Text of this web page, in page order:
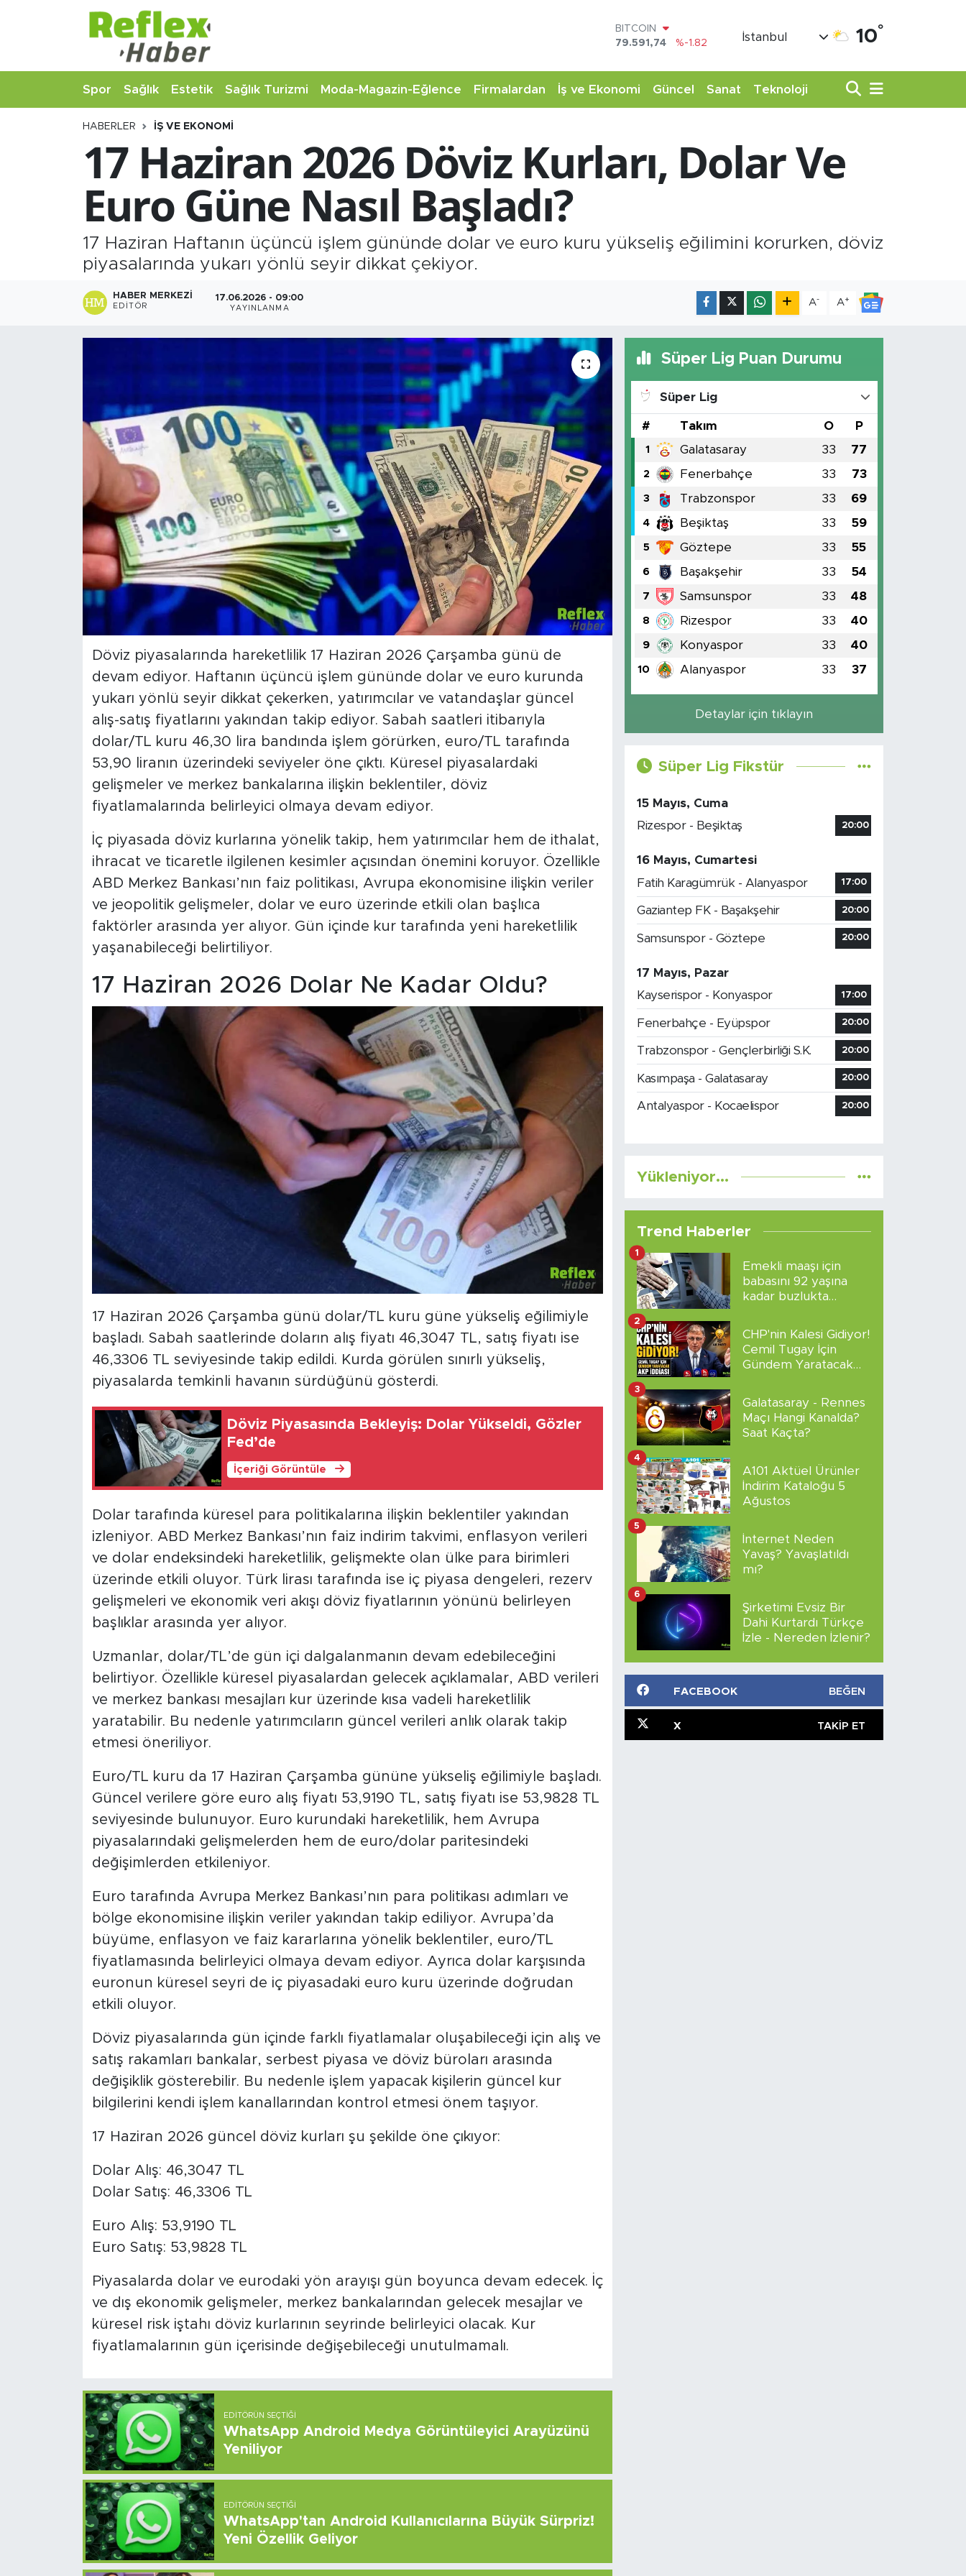
DOLAR
45,43620
%0.02
53,38690
%0.19
STERLİN
14.598,00
BITCOIN
79.591,74
İstanbul 10°
Spor Sağlık Estetik Sağlık Turizmi Moda-Magazin-Eğlence Firmalardan İş ve Ekonomi Güncel Sanat Teknoloji
HABERLER İŞ VE EKONOMI
17 Haziran 2026 Döviz Kurları, Dolar Ve
Euro Güne Nasıl Başladı?
17 Haziran Haftanın üçüncü işlem gününde dolar ve euro kuru yükseliş eğilimini korurken, döviz
piyasalarında yukarı yönlü seyir dikkat çekiyor.
HABER MERKEZI
EDITÖR
17.06.2026 - 09:00
YAYINLANMA
A- A+
Döviz piyasalarında hareketlilik 17 Haziran 2026 Çarşamba günü de
devam ediyor. Haftanın üçüncü işlem gününde dolar ve euro kurunda
yukarı yönlü seyir dikkat çekerken, yatırımcılar ve vatandaşlar güncel
alış-satış fiyatlarını yakından takip ediyor. Sabah saatleri itibarıyla
dolar/TL kuru 46,30 lira bandında işlem görürken, euro/TL tarafında
53,90 liranın üzerindeki seviyeler öne çıktı. Küresel piyasalardaki
gelişmeler ve merkez bankalarına ilişkin beklentiler, döviz
fiyatlamalarında belirleyici olmaya devam ediyor.
İç piyasada döviz kurlarına yönelik takip, hem yatırımcılar hem de ithalat,
ihracat ve ticaretle ilgilenen kesimler açısından önemini koruyor. Özellikle
ABD Merkez Bankası’nın faiz politikası, Avrupa ekonomisine ilişkin veriler
ve jeopolitik gelişmeler, dolar ve euro üzerinde etkili olan başlıca
faktörler arasında yer alıyor. Gün içinde kur tarafında yeni hareketlilik
yaşanabileceği belirtiliyor.
17 Haziran 2026 Dolar Ne Kadar Oldu?
17 Haziran 2026 Çarşamba günü dolar/TL kuru güne yükseliş eğilimiyle
başladı. Sabah saatlerinde doların alış fiyatı 46,3047 TL, satış fiyatı ise
46,3306 TL seviyesinde takip edildi. Kurda görülen sınırlı yükseliş,
piyasalarda temkinli havanın sürdüğünü gösterdi.
Döviz Piyasasında Bekleyiş: Dolar Yükseldi, Gözler
Fed’de
İçeriği Görüntüle
Dolar tarafında küresel para politikalarına ilişkin beklentiler yakından
izleniyor. ABD Merkez Bankası’nın faiz indirim takvimi, enflasyon verileri
ve dolar endeksindeki hareketlilik, gelişmekte olan ülke para birimleri
üzerinde etkili oluyor. Türk lirası tarafında ise iç piyasa dengeleri, rezerv
gelişmeleri ve ekonomik veri akışı döviz fiyatlarının yönünü belirleyen
başlıklar arasında yer alıyor.
Uzmanlar, dolar/TL’de gün içi dalgalanmanın devam edebileceğini
belirtiyor. Özellikle küresel piyasalardan gelecek açıklamalar, ABD verileri
ve merkez bankası mesajları kur üzerinde kısa vadeli hareketlilik
yaratabilir. Bu nedenle yatırımcıların güncel verileri anlık olarak takip
etmesi öneriliyor.
Euro/TL kuru da 17 Haziran Çarşamba gününe yükseliş eğilimiyle başladı.
Güncel verilere göre euro alış fiyatı 53,9190 TL, satış fiyatı ise 53,9828 TL
seviyesinde bulunuyor. Euro kurundaki hareketlilik, hem Avrupa
piyasalarındaki gelişmelerden hem de euro/dolar paritesindeki
değişimlerden etkileniyor.
Euro tarafında Avrupa Merkez Bankası’nın para politikası adımları ve
bölge ekonomisine ilişkin veriler yakından takip ediliyor. Avrupa’da
büyüme, enflasyon ve faiz kararlarına yönelik beklentiler, euro/TL
fiyatlamasında belirleyici olmaya devam ediyor. Ayrıca dolar karşısında
euronun küresel seyri de iç piyasadaki euro kuru üzerinde doğrudan
etkili oluyor.
Döviz piyasalarında gün içinde farklı fiyatlamalar oluşabileceği için alış ve
satış rakamları bankalar, serbest piyasa ve döviz büroları arasında
değişiklik gösterebilir. Bu nedenle işlem yapacak kişilerin güncel kur
bilgilerini kendi işlem kanallarından kontrol etmesi önem taşıyor.
17 Haziran 2026 güncel döviz kurları şu şekilde öne çıkıyor:
Dolar Alış: 46,3047 TL
Dolar Satış: 46,3306 TL
Euro Alış: 53,9190 TL
Euro Satış: 53,9828 TL
Piyasalarda dolar ve eurodaki yön arayışı gün boyunca devam edecek. İç
ve dış ekonomik gelişmeler, merkez bankalarından gelecek mesajlar ve
küresel risk iştahı döviz kurlarının seyrinde belirleyici olacak. Kur
fiyatlamalarının gün içerisinde değişebileceği unutulmamalı.
EDITÖRÜN SEÇTIĞI
WhatsApp Android Medya Görüntüleyici Arayüzünü
Yeniliyor
EDITÖRÜN SEÇTIĞI
WhatsApp'tan Android Kullanıcılarına Büyük Sürpriz!
Yeni Özellik Geliyor
Süper Lig Puan Durumu
Süper Lig
# Takım O P
1 Galatasaray 33 77
2 Fenerbahçe 33 73
3 Trabzonspor 33 69
4 Beşiktaş 33 59
5 Göztepe 33 55
6 Başakşehir 33 54
7 Samsunspor 33 48
8 Rizespor 33 40
9 Konyaspor 33 40
10 Alanyaspor 33 37
Detaylar için tıklayın
Süper Lig Fikstür
15 Mayıs, Cuma
Rizespor - Beşiktaş
20:00
16 Mayıs, Cumartesi
Fatih Karagümrük - Alanyaspor
17:00
Gaziantep FK - Başakşehir 20:00
Samsunspor - Göztepe 20:00
17 Mayıs, Pazar
Kayserispor - Konyaspor
17:00
Fenerbahçe - Eyüpspor 20:00
Trabzonspor - Gençlerbirliği S.K. 20:00
Kasımpaşa - Galatasaray 20:00
Antalyaspor - Kocaelispor 20:00
Yükleniyor...
Trend Haberler
Emekli maaşı için
babasını 92 yaşına
kadar buzlukta
1
CHP'nin Kalesi Gidiyor!
Cemil Tugay İçin
Gündem Yaratacak
2
Galatasaray - Rennes
Maçı Hangi Kanalda?
Saat Kaçta?
3
A101 Aktüel Ürünler
İndirim Kataloğu 5
Ağustos
4
İnternet Neden
Yavaş? Yavaşlatıldı
mı?
5
Şirketimi Evsiz Bir
Dahi Kurtardı Türkçe
İzle - Nereden İzlenir?
6
FACEBOOK BEĞEN
X TAKIP ET
Estetik
Firmalardan
İş ve Ekonomi
Moda-Magazin-Eğlence
Sağlık Turizmi
Teknoloji
Nöbetçi Eczaneler
Hava Durumu
Namaz Vakitleri
Trafik Durumu
Şampiyonlar Ligi Puan Durumu ve Fikstür
Tüm Manşetler
Son Dakika Haberleri
Haber Arşivi